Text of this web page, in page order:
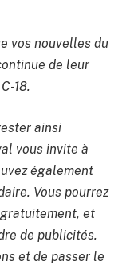
vos nouvelles du
de leur
18.
ainsi
vous invite à
également
Vous pourrez
et
de publicités.
et de passer le